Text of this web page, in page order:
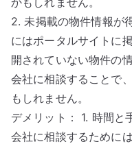
2. 未掲載の物件情報が
にはポータルサイトに
開されていない物件の
会社に相談することで
もしれません。
デメリット： 1. 時間と
会社に相談するために